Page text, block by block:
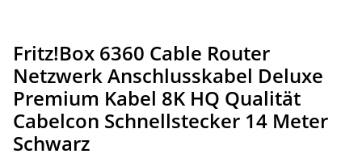
Fritz!Box 6360 Cable Router
Netzwerk Anschlusskabel Deluxe
Premium Kabel 8K HQ Qualität
Cabelcon Schnellstecker 14 Meter
Schwarz